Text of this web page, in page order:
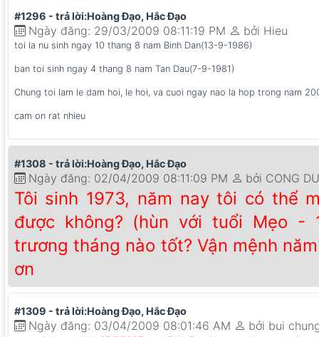
#1296 - trả lời:Hoàng Đạo, Hắc Đạo
Ngày đăng: 29/03/2009 08:11:19 PM bởi Hieu
toi la nu sinh ngay 10 thang 8 nam Binh Dan(13-9-1986)
ban toi sinh ngay 4 thang 8 nam Tan Dau(7-9-1981)
Chung toi lam le dam hoi, le hoi, va cuoi ngay nao la hop trong nam
cam on rat nhieu
#1308 - trả lời:Hoàng Đạo, Hắc Đạo
Ngày đăng: 02/04/2009 08:11:09 PM bởi CONG
Tôi sinh 1973, năm nay tôi có thể
được không? (hùn với tuổi Mẹo -
trương tháng nào tốt? Vận mệnh
ơn
#1309 - trả lời:Hoàng Đạo, Hắc Đạo
Ngày đăng: 03/04/2009 08:01:46 AM bởi bui